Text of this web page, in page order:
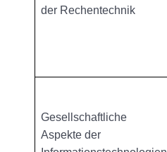
der Rechentechnik
Gesellschaftliche
Aspekte der